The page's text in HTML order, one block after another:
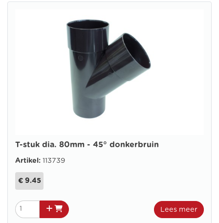
T-stuk dia. 80mm - 45° donkerbruin
Artikel: 113739
€ 9.45
Lees meer